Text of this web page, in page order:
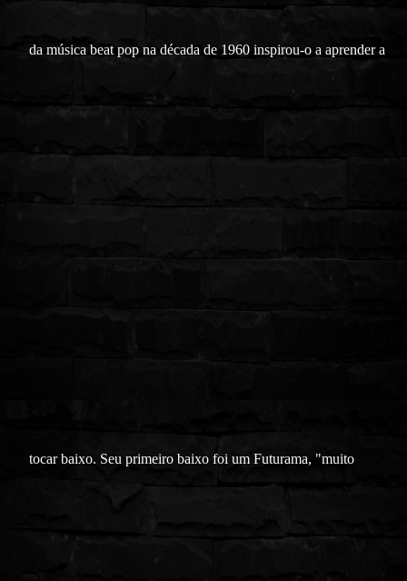
da música beat pop na década de 1960 inspirou-o a aprender a
tocar baixo. Seu primeiro baixo foi um Futurama, "muito